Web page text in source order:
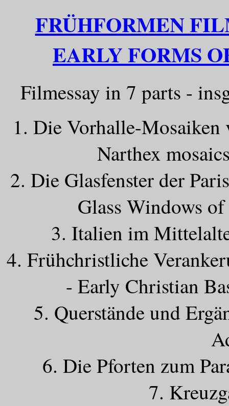
FRÜHFORMEN
EARLY FORMS
Filmessay in 7 parts -
1. Die Vorhalle-
Narthex
2. Die Glasfenster der
Glass Windows
3. Italien im
4. Frühchristliche
- Early Christian
5. Querstände und
6. Die Pforten zum
7.